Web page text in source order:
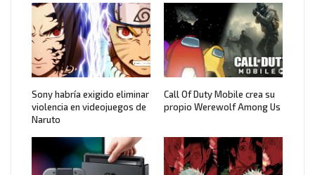
Sony habría exigido eliminar
violencia en videojuegos de
Naruto
Call Of Duty Mobile crea su
propio Werewolf Among Us